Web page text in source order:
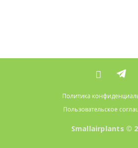
Политика
Пользовательское
Smallairplants ©